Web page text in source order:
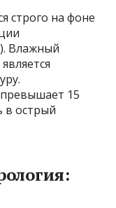
строго на фоне
Влажный
15
в острый